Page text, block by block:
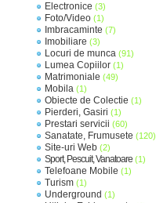
Electronice (3)
Foto/Video (1)
Imbracaminte (7)
Imobiliare (3)
Locuri de munca (91)
Lumea Copiilor (1)
Matrimoniale (49)
Mobila (1)
Obiecte de Colectie (1)
Pierderi, Gasiri (1)
Prestari servicii (60)
Sanatate, Frumusete (120)
Site-uri Web (2)
Sport, Pescuit, Vanatoare (1)
Telefoane Mobile (1)
Turism (1)
Underground (1)